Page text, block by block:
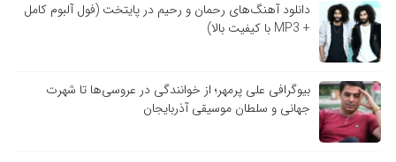
دانلود آهنگ‌های رحمان و رحیم در پایتخت (فول آلبوم کامل
+ MP3 با کیفیت بالا)
بیوگرافی علی پرمهر؛ از خوانندگی در عروسی‌ها تا شهرت
جهانی و سلطان موسیقی آذربایجان